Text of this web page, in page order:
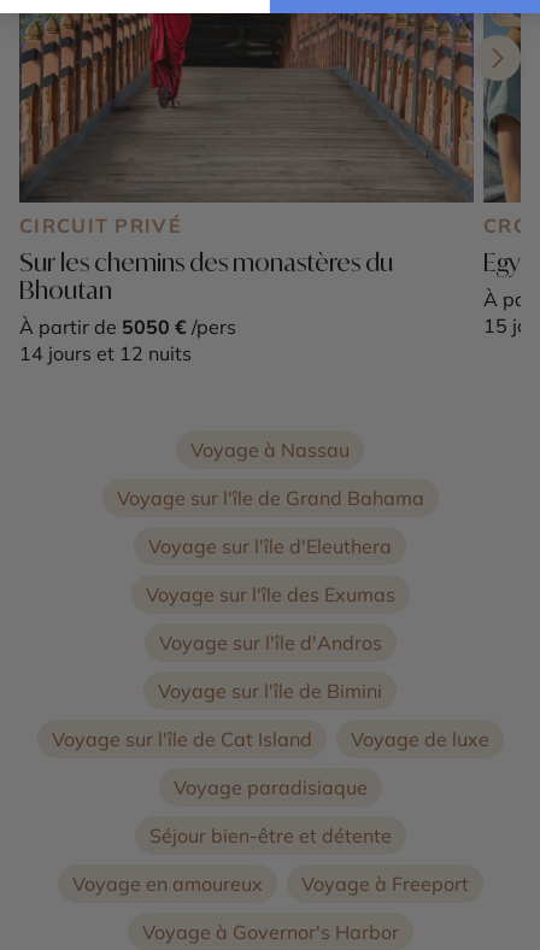
CIRCUIT PRIVÉ
Sur les chemins des monastères du
Bhoutan
À partir de 5050 € /pers
14 jours et 12 nuits
À
15
Voyage à Nassau
Voyage sur l'île de Grand Bahama
Voyage sur l'île d'Eleuthera
Voyage sur l'île des Exumas
Voyage sur l'île d'Andros
Voyage sur l'île de Bimini
Voyage sur l'île de Cat Island
Voyage de luxe
Voyage paradisiaque
Séjour bien-être et détente
Voyage en amoureux
Voyage à Freeport
Voyage à Governor's Harbor